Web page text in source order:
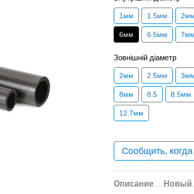
1мм 1.5мм 2мм
6мм 6.5мм 7мм
Зовнішній діаметр
2мм 2.5мм 3мм
8мм 8.5 8.5мм
12.7мм
Сообщить, когда
Описание
Новый